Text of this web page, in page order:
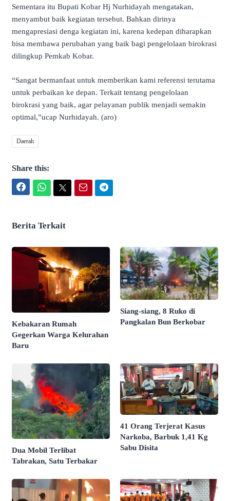
Sementara itu Bupati Kobar Hj Nurhidayah mengatakan,
menyambut baik kegiatan tersebut. Bahkan dirinya
mengapresiasi denga kegiatan ini, karena kedepan diharapkan
bisa membawa perubahan yang baik bagi pengelolaan birokrasi
dilingkup Pemkab Kobar.
“Sangat bermanfaat untuk memberikan kami referensi terutama
untuk perbaikan ke depan. Terkait tentang pengelolaan
birokrasi yang baik, agar pelayanan publik menjadi semakin
optimal,”ucap Nurhidayah. (aro)
Daerah
Share this:
Berita Terkait
Kebakaran Rumah
Gegerkan Warga Kelurahan
Baru
Siang-siang, 8 Ruko di
Pangkalan Bun Berkobar
Dua Mobil Terlibat
Tabrakan, Satu Terbakar
41 Orang Terjerat Kasus
Narkoba, Barbuk 1,41 Kg
Sabu Disita